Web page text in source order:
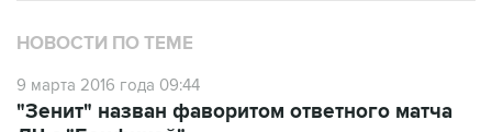
НОВОСТИ ПО ТЕМЕ
9 марта 2016 года 09:44
"Зенит" назван фаворитом ответного матча